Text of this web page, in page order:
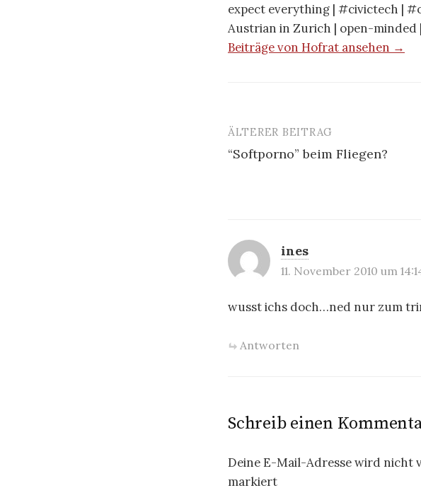
expect everything | #civictech |
Austrian in Zurich | open-minded
Beiträge von Hofrat ansehen →
Beitrags-
Navigation
ÄLTERER BEITRAG
“Softporno” beim Fliegen?
ines
11. November 2010 um
wusst ichs doch…ned nur zum
Antworten
Schreib einen
Deine E-Mail-Adresse wird nicht
markiert